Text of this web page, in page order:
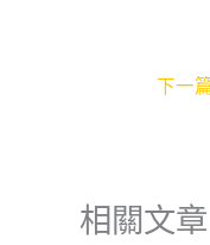
下一
相關文章